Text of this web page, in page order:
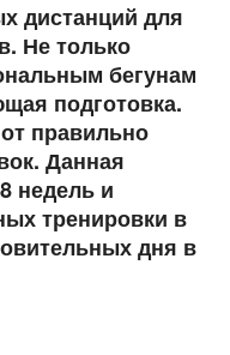
дистанций для
Не только
бегунам
подготовка.
правильно
Данная
недель и
тренировки в
дня в